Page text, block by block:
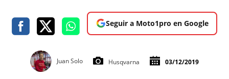
Seguir a Moto1pro en Google
Juan Solo Husqvarna 03/12/2019